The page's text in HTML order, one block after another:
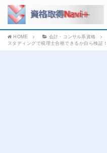
HOME 会計・コンサル系資格
スタディングで税理士合格できるか自ら検証